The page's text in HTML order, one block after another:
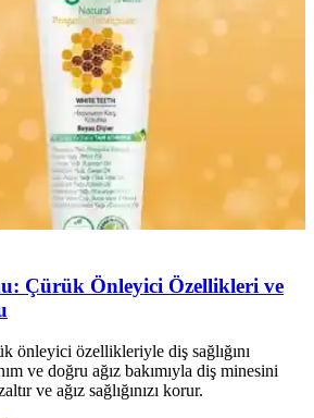
Çürük Önleyici Özellikleri ve
önleyici özellikleriyle diş sağlığını
ve doğru ağız bakımıyla diş minesini
ve ağız sağlığınızı korur.